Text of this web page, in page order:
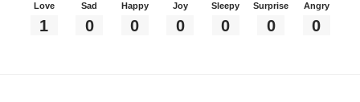
Love
1
Sad
0
Happy
0
Joy
0
Sleepy
0
Surprise
0
Angry
0